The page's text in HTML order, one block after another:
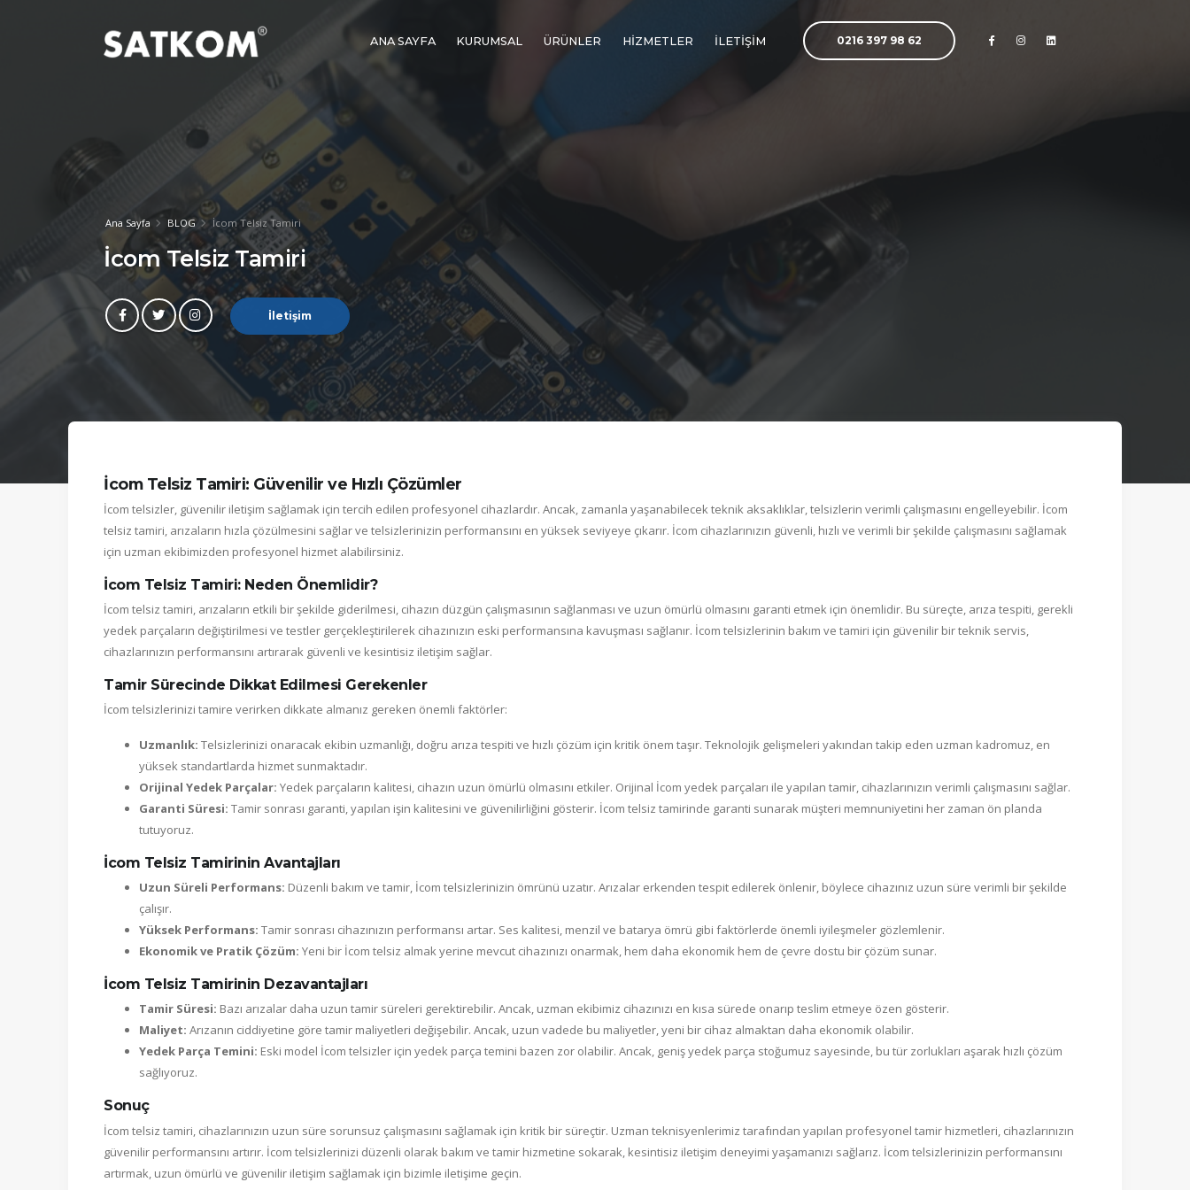
ANA SAYFA KURUMSAL ÜRÜNLER HİZMETLER İLETİŞİM 0216 397 98 62
Ana Sayfa BLOG İcom Telsiz Tamiri
İcom Telsiz Tamiri
İletişim
İcom Telsiz Tamiri: Güvenilir ve Hızlı Çözümler
İcom telsizler, güvenilir iletişim sağlamak için tercih edilen profesyonel cihazlardır. Ancak, zamanla yaşanabilecek teknik aksaklıklar, telsizlerin verimli çalışmasını engelleyebilir. İcom
telsiz tamiri, arızaların hızla çözülmesini sağlar ve telsizlerinizin performansını en yüksek seviyeye çıkarır. İcom cihazlarınızın güvenli, hızlı ve verimli bir şekilde çalışmasını sağlamak
için uzman ekibimizden profesyonel hizmet alabilirsiniz.
İcom Telsiz Tamiri: Neden Önemlidir?
İcom telsiz tamiri, arızaların etkili bir şekilde giderilmesi, cihazın düzgün çalışmasının sağlanması ve uzun ömürlü olmasını garanti etmek için önemlidir. Bu süreçte, arıza tespiti, gerekli
yedek parçaların değiştirilmesi ve testler gerçekleştirilerek cihazınızın eski performansına kavuşması sağlanır. İcom telsizlerinin bakım ve tamiri için güvenilir bir teknik servis,
cihazlarınızın performansını artırarak güvenli ve kesintisiz iletişim sağlar.
Tamir Sürecinde Dikkat Edilmesi Gerekenler
İcom telsizlerinizi tamire verirken dikkate almanız gereken önemli faktörler:
Uzmanlık: Telsizlerinizi onaracak ekibin uzmanlığı, doğru arıza tespiti ve hızlı çözüm için kritik önem taşır. Teknolojik gelişmeleri yakından takip eden uzman kadromuz, en
yüksek standartlarda hizmet sunmaktadır.
Orijinal Yedek Parçalar: Yedek parçaların kalitesi, cihazın uzun ömürlü olmasını etkiler. Orijinal İcom yedek parçaları ile yapılan tamir, cihazlarınızın verimli çalışmasını sağlar.
Garanti Süresi: Tamir sonrası garanti, yapılan işin kalitesini ve güvenilirliğini gösterir. İcom telsiz tamirinde garanti sunarak müşteri memnuniyetini her zaman ön planda
tutuyoruz.
İcom Telsiz Tamirinin Avantajları
Uzun Süreli Performans: Düzenli bakım ve tamir, İcom telsizlerinizin ömrünü uzatır. Arızalar erkenden tespit edilerek önlenir, böylece cihazınız uzun süre verimli bir şekilde
çalışır.
Yüksek Performans: Tamir sonrası cihazınızın performansı artar. Ses kalitesi, menzil ve batarya ömrü gibi faktörlerde önemli iyileşmeler gözlemlenir.
Ekonomik ve Pratik Çözüm: Yeni bir İcom telsiz almak yerine mevcut cihazınızı onarmak, hem daha ekonomik hem de çevre dostu bir çözüm sunar.
İcom Telsiz Tamirinin Dezavantajları
Tamir Süresi: Bazı arızalar daha uzun tamir süreleri gerektirebilir. Ancak, uzman ekibimiz cihazınızı en kısa sürede onarıp teslim etmeye özen gösterir.
Maliyet: Arızanın ciddiyetine göre tamir maliyetleri değişebilir. Ancak, uzun vadede bu maliyetler, yeni bir cihaz almaktan daha ekonomik olabilir.
Yedek Parça Temini: Eski model İcom telsizler için yedek parça temini bazen zor olabilir. Ancak, geniş yedek parça stoğumuz sayesinde, bu tür zorlukları aşarak hızlı çözüm
sağlıyoruz.
Sonuç
İcom telsiz tamiri, cihazlarınızın uzun süre sorunsuz çalışmasını sağlamak için kritik bir süreçtir. Uzman teknisyenlerimiz tarafından yapılan profesyonel tamir hizmetleri, cihazlarınızın
güvenilir performansını artırır. İcom telsizlerinizi düzenli olarak bakım ve tamir hizmetine sokarak, kesintisiz iletişim deneyimi yaşamanızı sağlarız. İcom telsizlerinizin performansını
artırmak, uzun ömürlü ve güvenilir iletişim sağlamak için bizimle iletişime geçin.